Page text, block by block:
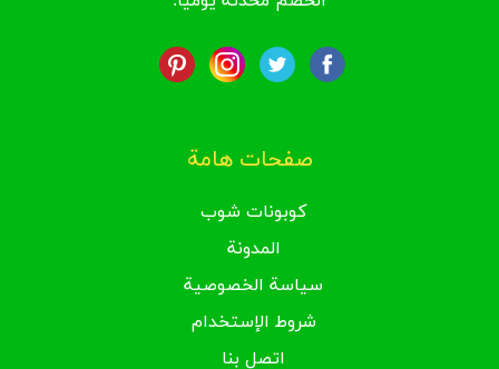
صفحات هامة
كوبونات شوب
المدونة
سياسة الخصوصية
شروط الإستخدام
اتصل بنا